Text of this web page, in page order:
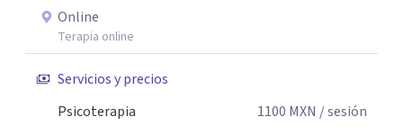
Online
Terapia online
Servicios y precios
Psicoterapia
1100 MXN / sesión